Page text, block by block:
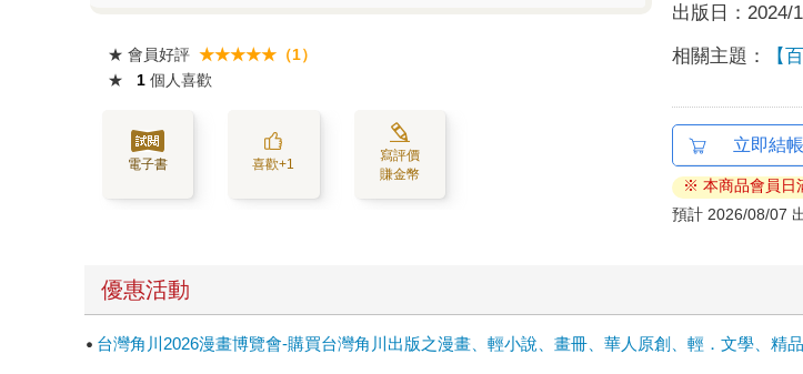
★ 會員好評 ★★★★★（1）
★
1 個人喜歡
電子書 喜歡+1
寫評價
賺金幣
出版日： 2024/
相關主題： 【
立即結帳
※ 本商品會員日
預計 2026/08/07
優惠活動
台灣角川2026漫畫博覽會-購買台灣角川出版之漫畫、輕小說、畫冊、華人原創、輕．文學、精